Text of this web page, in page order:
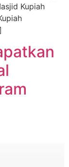
Kupiah